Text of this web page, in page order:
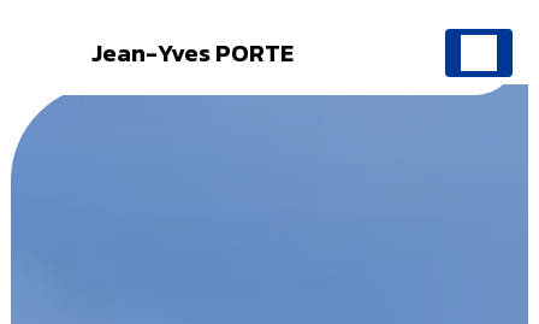
Jean-Yves PORTE
Panneau de gestion des cookies